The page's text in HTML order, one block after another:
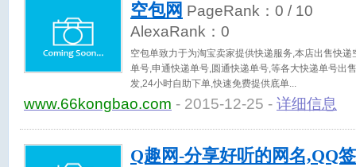
空包网 PageRank： 0 / 10
AlexaRank： 0
空包单致力于为淘宝卖家提供快递服务,本店出售快
单号,申通快递单号,圆通快递单号,等各大快递单号出
发,24小时自助下单,快速免费提供底单
www.66kongbao.com - 2015-12-25 - 详细信息
Q趣网-分享好听的网名,QQ